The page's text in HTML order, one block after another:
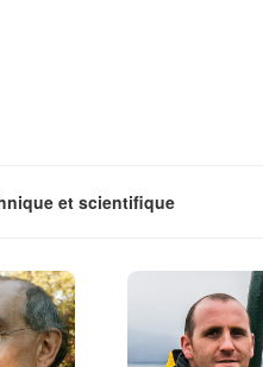
et scientifique